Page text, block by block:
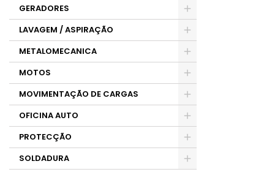
GERADORES
LAVAGEM / ASPIRAÇÃO
METALOMECANICA
MOTOS
MOVIMENTAÇÃO DE CARGAS
OFICINA AUTO
PROTECÇÃO
SOLDADURA